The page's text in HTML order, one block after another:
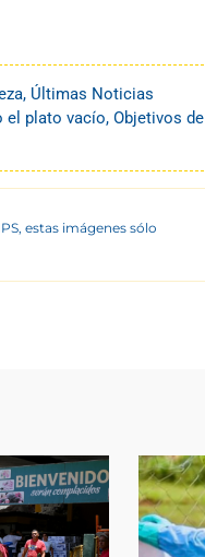
, Últimas Noticias
el plato vacío, Objetivos de
estas imágenes sólo